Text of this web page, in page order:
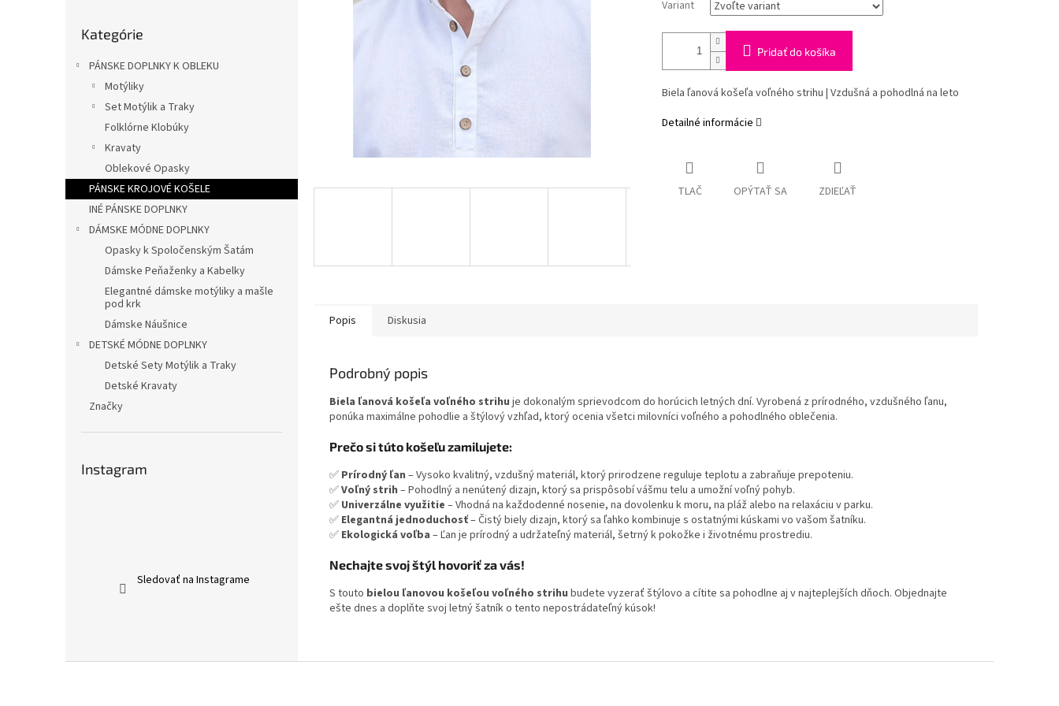
kategórie
Kategórie
PÁNSKE DOPLNKY K OBLEKU
Motýliky
Set Motýlik a Traky
Folklórne Klobúky
Kravaty
Oblekové Opasky
PÁNSKE KROJOVÉ KOŠELE
INÉ PÁNSKE DOPLNKY
DÁMSKE MÓDNE DOPLNKY
Opasky k Spoločenským Šatám
Dámske Peňaženky a Kabelky
Elegantné dámske motýliky a mašle
pod krk
Dámske Náušnice
DETSKÉ MÓDNE DOPLNKY
Detské Sety Motýlik a Traky
Detské Kravaty
Značky
Instagram
Sledovať na Instagrame
Variant
Pridať do košíka
Biela ľanová košeľa voľného strihu | Vzdušná a pohodlná na leto
Detailné informácie
TLAČ OPÝTAŤ SA ZDIEĽAŤ
Popis Diskusia
Podrobný popis
Biela ľanová košeľa voľného strihu je dokonalým sprievodcom do horúcich letných dní. Vyrobená z prírodného, vzdušného ľanu,
ponúka maximálne pohodlie a štýlový vzhľad, ktorý ocenia všetci milovníci voľného a pohodlného oblečenia.
Prečo si túto košeľu zamilujete:
✅ Prírodný ľan – Vysoko kvalitný, vzdušný materiál, ktorý prirodzene reguluje teplotu a zabraňuje prepoteniu.
✅Voľný strih – Pohodlný a nenútený dizajn, ktorý sa prispôsobí vášmu telu a umožní voľný pohyb.
✅ Univerzálne využitie – Vhodná na každodenné nosenie, na dovolenku k moru, na pláž alebo na relaxáciu v parku.
✅ Elegantná jednoduchosť– Čistý biely dizajn, ktorý sa ľahko kombinuje s ostatnými kúskami vo vašom šatníku.
✅ Ekologická voľba – Ľan je prírodný a udržateľný materiál, šetrný k pokožke i životnému prostrediu.
Nechajte svoj štýl hovoriť za vás!
S touto bielou ľanovou košeľou voľného strihu budete vyzerať štýlovo a cítite sa pohodlne aj v najteplejších dňoch. Objednajte
ešte dnes a doplňte svoj letný šatník o tento nepostrádateľný kúsok!